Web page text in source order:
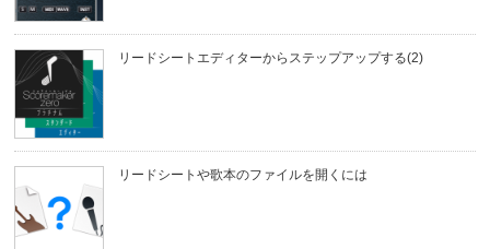
リードシートエディターからステップアップする(2)
リードシートや歌本のファイルを開くには